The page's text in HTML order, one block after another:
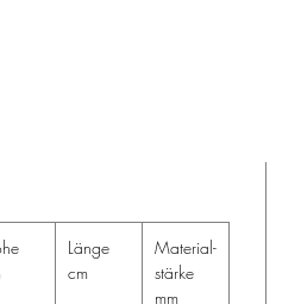
Länge
cm
Material-
stärke
mm